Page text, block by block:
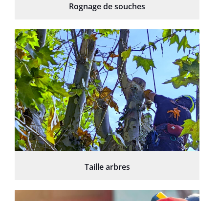
Rognage de souches
Taille arbres